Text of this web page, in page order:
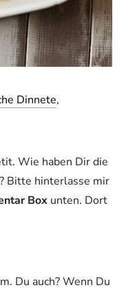
Dinnete,
Wie haben Dir die
Bitte hinterlasse mir
Box unten. Dort
Du auch? Wenn Du